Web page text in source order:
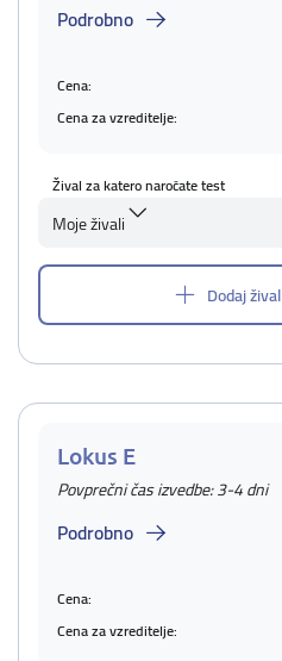
Podrobno
Cena:
Cena za vzreditelje:
Žival za katero naročate test
Moje živali
Dodaj žival
Lokus E
Povprečni čas izvedbe: 3-4 dni
Podrobno
Cena:
Cena za vzreditelje: